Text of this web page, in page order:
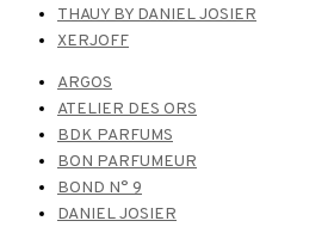
THAUY BY DANIEL JOSIER
XERJOFF
ARGOS
ATELIER DES ORS
BDK PARFUMS
BON PARFUMEUR
BOND N° 9
DANIEL JOSIER